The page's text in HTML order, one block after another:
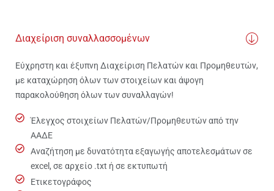
Διαχείριση συναλλασσομένων
Εύχρηστη και έξυπνη Διαχείριση Πελατών και Προμηθευτών,
με καταχώρηση όλων των στοιχείων και άψογη
παρακολούθηση όλων των συναλλαγών!
Έλεγχος στοιχείων Πελατών/Προμηθευτών από την
ΑΑΔΕ
Αναζήτηση με δυνατότητα εξαγωγής αποτελεσμάτων σε
excel, σε αρχείο .txt ή σε εκτυπωτή
Ετικετογράφος